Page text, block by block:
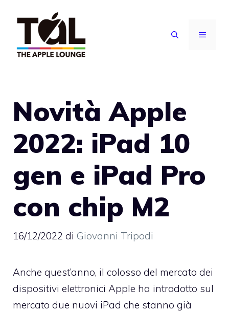
contenuto
MENU
Novità Apple
2022: iPad 10
gen e iPad Pro
con chip M2
16/12/2022 di Giovanni Tripodi
Anche quest’anno, il colosso del mercato dei
dispositivi elettronici Apple ha introdotto sul
mercato due nuovi iPad che stanno già